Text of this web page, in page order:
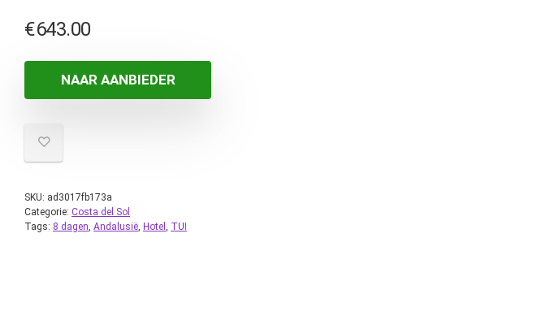
€643.00
NAAR AANBIEDER
SKU: ad3017fb173a
Categorie: Costa del Sol
Tags: 8 dagen, Andalusië, Hotel , TUI